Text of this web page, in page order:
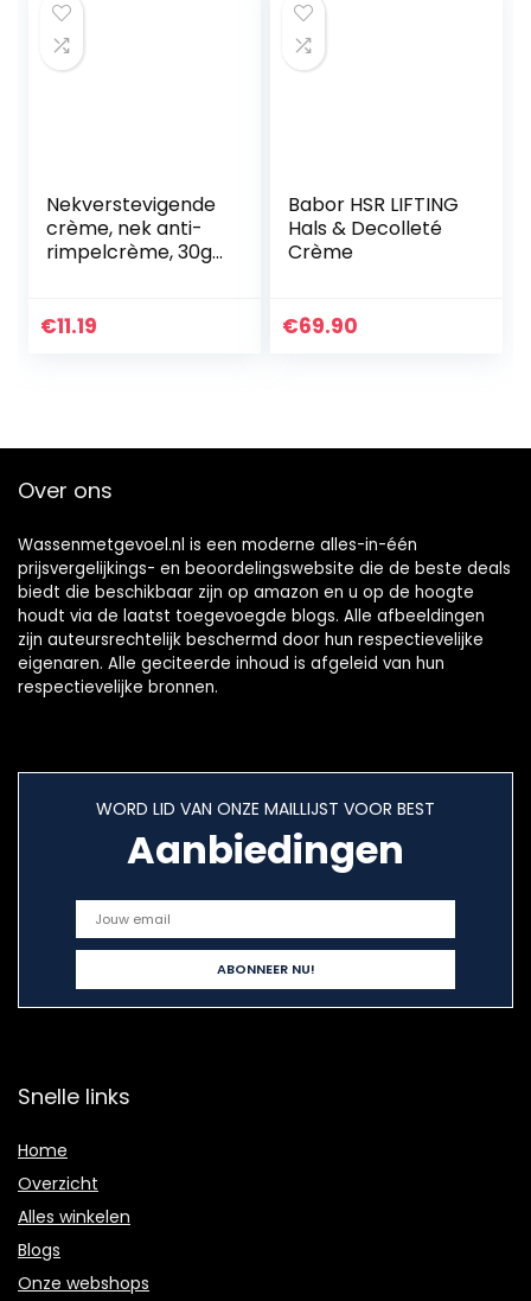
Nekverstevigende
crème, nek anti-
rimpelcrème, 30g
aanscherping
€11.19
Babor HSR LIFTING
Hals & Decolleté
Crème
€69.90
Over ons
Wassenmetgevoel.nl is een moderne alles-in-één
prijsvergelijkings- en beoordelingswebsite die de beste deals
biedt die beschikbaar zijn op amazon en u op de hoogte
houdt via de laatst toegevoegde blogs. Alle afbeeldingen
zijn auteursrechtelijk beschermd door hun respectievelijke
eigenaren. Alle geciteerde inhoud is afgeleid van hun
respectievelijke bronnen.
WORD LID VAN ONZE MAILLIJST VOOR BEST
Aanbiedingen
Snelle links
Home
Overzicht
Alles winkelen
Blogs
Onze webshops